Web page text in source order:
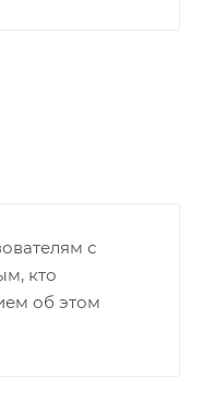
с
кто
об этом